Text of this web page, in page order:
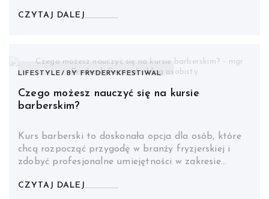
CZYTAJ DALEJ
LIFESTYLE BY FRYDERYKFESTIWAL
Czego możesz nauczyć się na kursie
barberskim?
Kurs barberski to doskonała opcja dla osób, które
chcą rozpocząć przygodę w branży fryzjerskiej i
zdobyć profesjonalne umiejętności w zakresie…
CZYTAJ DALEJ